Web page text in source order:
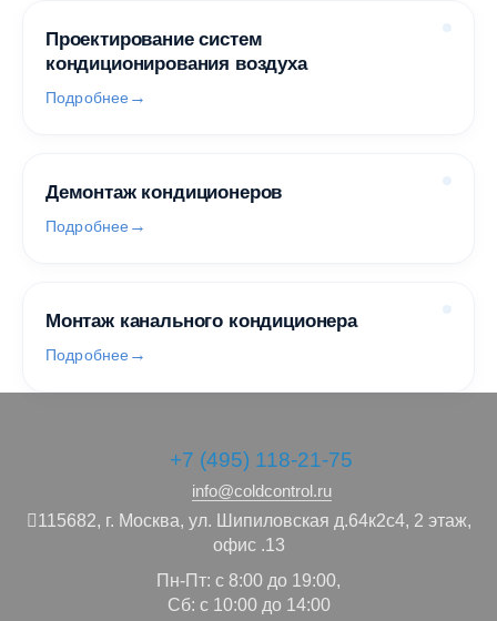
Проектирование систем
кондиционирования воздуха
Подробнее
Демонтаж кондиционеров
Подробнее
Монтаж канального кондиционера
Подробнее
+7 (495) 118-21-75
info@coldcontrol.ru
115682, г. Москва, ул. Шипиловская д.64к2с4, 2 этаж,
офис .13
Пн-Пт: с 8:00 до 19:00,
Сб: с 10:00 до 14:00